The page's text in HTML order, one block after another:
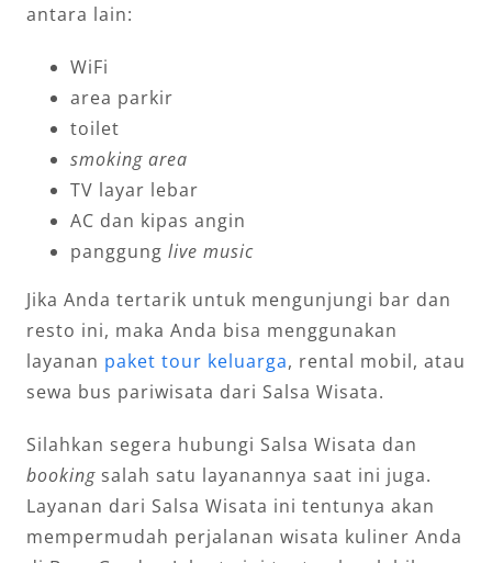
antara lain:
WiFi
area parkir
toilet
smoking area
TV layar lebar
AC dan kipas angin
panggung live music
Jika Anda tertarik untuk mengunjungi bar dan
resto ini, maka Anda bisa menggunakan
layanan paket tour keluarga, rental mobil, atau
sewa bus pariwisata dari Salsa Wisata.
Silahkan segera hubungi Salsa Wisata dan
bookingsalah satu layanannya saat ini juga.
Layanan dari Salsa Wisata ini tentunya akan
mempermudah perjalanan wisata kuliner Anda